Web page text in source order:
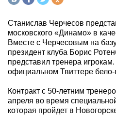
Станислав Черчесов
московского «Динамо» в
Вместе с Черчесовым на
президент клуба Борис
представил тренера
официальном Твиттере бело-
Контракт с 50-летним
апреля во время
которая пройдет в